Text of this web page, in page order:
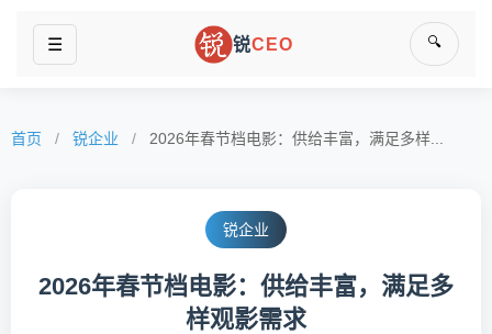
☰ 锐CEO 🔍
首页 / 锐企业 / 2026年春节档电影：供给丰富，满足多样...
锐企业
2026年春节档电影：供给丰富，满足多
样观影需求